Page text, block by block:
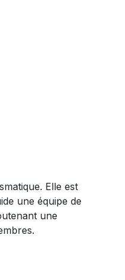
Elle est
une équipe de
une